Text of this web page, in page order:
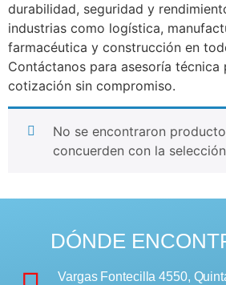
durabilidad, seguridad y
industrias como logística,
farmacéutica y construcción en
Contáctanos para asesoría técnica
cotización sin compromiso.
No se encontraron
concuerden con la
DÓNDE
Vargas Fontecilla 4550,